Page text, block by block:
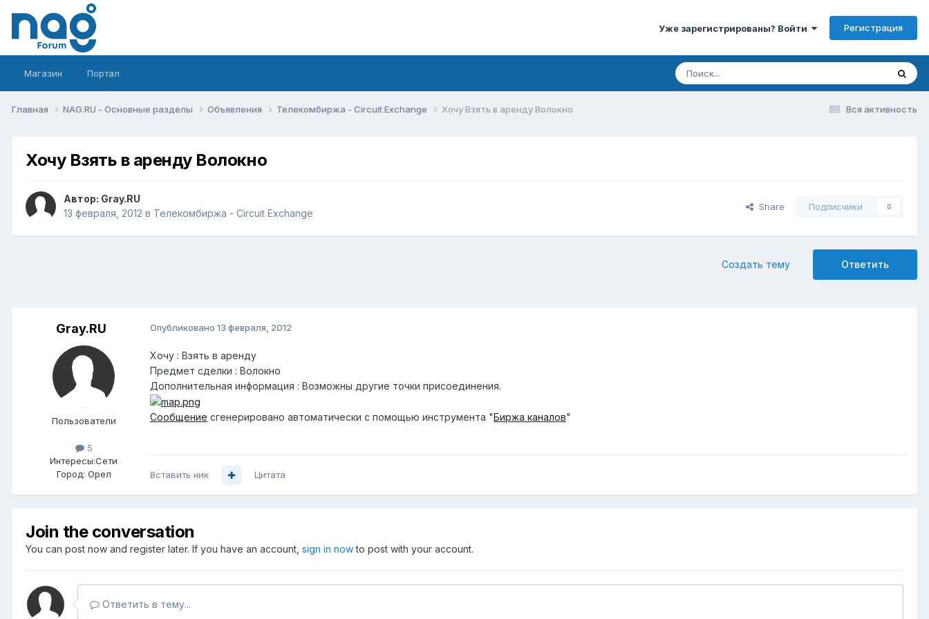
Уже зарегистрированы? Войти Регистрация
Магазин Портал
Вся активность
Главная NAG.RU - Основные разделы Объявления Телекомбиржа - Circuit Exchange Хочу Взять в аренду Волокно
Хочу Взять в аренду Волокно
Автор: Gray.RU
13 февраля, 2012 в Телекомбиржа - Circuit Exchange
Share Подписчики 0
Ответить
Создать тему
Gray.RU
Пользователи
5
Интересы:Сети
Город: Орел
Опубликовано 13 февраля, 2012
Хочу : Взять в аренду
Предмет сделки : Волокно
Дополнительная информация : Возможны другие точки присоединения.
Сообщение сгенерировано автоматически с помощью инструмента "Биржа каналов"
Вставить ник Цитата
Join the conversation
You can post now and register later. If you have an account, sign in nowto post with your account.
Ответить в тему...